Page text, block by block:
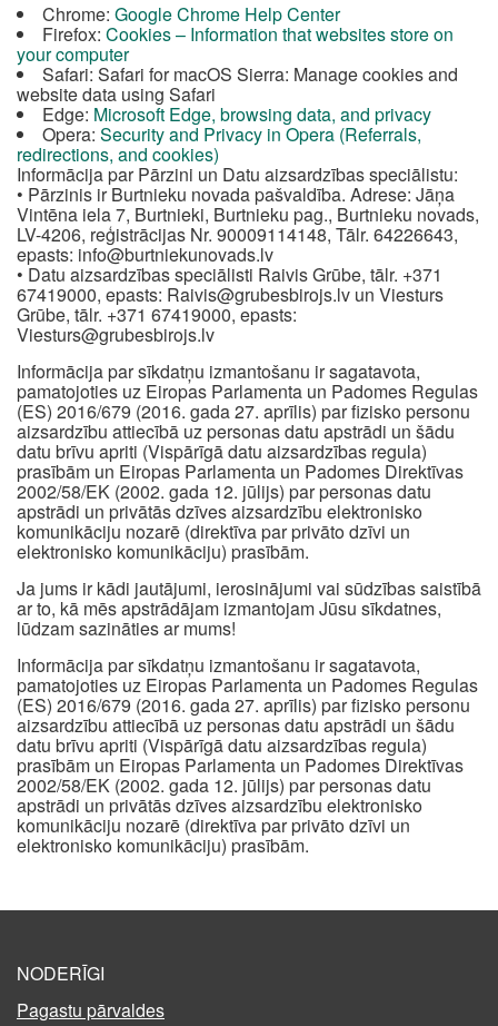
Chrome: Google Chrome Help Center
Firefox: Cookies – Information that websites store on
your computer
Safari: Safari for macOS Sierra: Manage cookies and
website data using Safari
Edge: Microsoft Edge, browsing data, and privacy
Opera: Security and Privacy in Opera (Referrals,
redirections, and cookies)
Informācija par Pārzini un Datu aizsardzības speciālistu:
• Pārzinis ir Burtnieku novada pašvaldība. Adrese: Jāņa
Vintēna iela 7, Burtnieki, Burtnieku pag., Burtnieku novads,
LV-4206, reģistrācijas Nr. 90009114148, Tālr. 64226643,
epasts: info@burtniekunovads.lv
• Datu aizsardzības speciālisti Raivis Grūbe, tālr. +371
67419000, epasts: Raivis@grubesbirojs.lv un Viesturs
Grūbe, tālr. +371 67419000, epasts:
Viesturs@grubesbirojs.lv
Informācija par sīkdatņu izmantošanu ir sagatavota,
pamatojoties uz Eiropas Parlamenta un Padomes Regulas
(ES) 2016/679 (2016. gada 27. aprīlis) par fizisko personu
aizsardzību attiecībā uz personas datu apstrādi un šādu
datu brīvu apriti (Vispārīgā datu aizsardzības regula)
prasībām un Eiropas Parlamenta un Padomes Direktīvas
2002/58/EK (2002. gada 12. jūlijs) par personas datu
apstrādi un privātās dzīves aizsardzību elektronisko
komunikāciju nozarē (direktīva par privāto dzīvi un
elektronisko komunikāciju) prasībām.
Ja jums ir kādi jautājumi, ierosinājumi vai sūdzības saistībā
ar to, kā mēs apstrādājam izmantojam Jūsu sīkdatnes,
lūdzam sazināties ar mums!
Informācija par sīkdatņu izmantošanu ir sagatavota,
pamatojoties uz Eiropas Parlamenta un Padomes Regulas
(ES) 2016/679 (2016. gada 27. aprīlis) par fizisko personu
aizsardzību attiecībā uz personas datu apstrādi un šādu
datu brīvu apriti (Vispārīgā datu aizsardzības regula)
prasībām un Eiropas Parlamenta un Padomes Direktīvas
2002/58/EK (2002. gada 12. jūlijs) par personas datu
apstrādi un privātās dzīves aizsardzību elektronisko
komunikāciju nozarē (direktīva par privāto dzīvi un
elektronisko komunikāciju) prasībām.
NODERĪGI
Pagastu pārvaldes